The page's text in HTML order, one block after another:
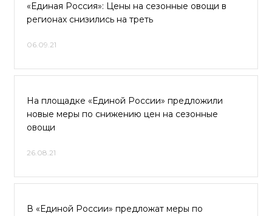
«Единая Россия»: Цены на сезонные овощи в
регионах снизились на треть
06.09.21
На площадке «Единой России» предложили
новые меры по снижению цен на сезонные
овощи
26.08.21
В «Единой России» предложат меры по